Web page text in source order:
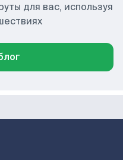
для вас, используя